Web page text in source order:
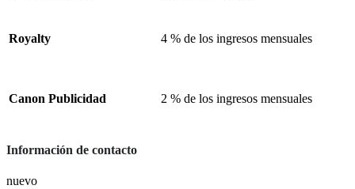
Royalty 4 % de los ingresos mensuales
Canon Publicidad 2 % de los ingresos mensuales
Información de contacto
nuevo